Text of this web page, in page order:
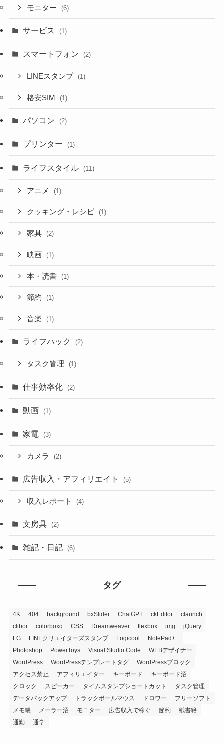
モニター (6)
サービス (1)
スマートフォン (2)
LINEスタンプ (1)
格安SIM (1)
パソコン (2)
プリンター (1)
ライフスタイル (11)
アニメ (1)
クッキング・レシピ (1)
家具 (2)
映画 (1)
本・読書 (1)
節約 (1)
音楽 (1)
ライフハック (2)
タスク管理 (1)
仕事効率化 (2)
動画 (1)
家電 (3)
カメラ (2)
広告収入・アフィリエイト (5)
収入レポート (4)
文房具 (2)
雑記・日記 (6)
タグ
4K 404 background bxSlider ChatGPT ckEditor
claunch
clibor
colorboxq CSS Dreamweaver flexbox img
jQuery
LG
LINEクリエイターズスタンプ Logicool
NotePad++
Photoshop
PowerToys Visual Studio Code
WEBデザイナー
WordPress
WordPressテンプレートタグ
WordPressブロック
アクセス禁止
アフィリエイター キーボード
キーボード沼
クロック
スピーカー タイムスタンプショートカット
タスク管理
データバックアップ
トラックボールマウス ドロワー
フリーソフト
メモ帳
メーラー沼 モニター 広告収入で稼ぐ 節約
紙書籍
通勤
通学